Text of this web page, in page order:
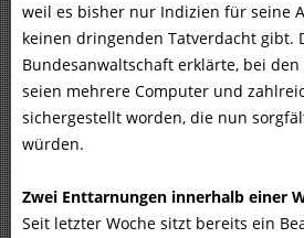
weil es bisher nur Indizien für seine
keinen dringenden Tatverdacht gibt.
Bundesanwaltschaft erklärte, bei
seien mehrere Computer und
sichergestellt worden, die nun
würden.
Zwei Enttarnungen innerhalb einer
Seit letzter Woche sitzt bereits ein